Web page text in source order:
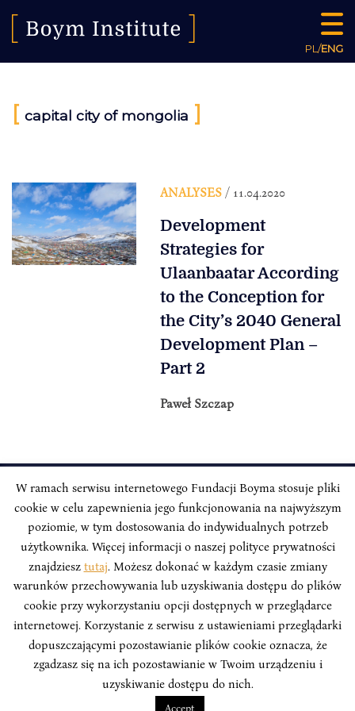
PL/ENG
[ capital city of mongolia ]
ANALYSES/ 11.04.2020
Development
Strategies for
Ulaanbaatar According
to the Conception for
the City’s 2040 General
Development Plan –
Part 2
Paweł Szczap
INSTYTUT BOYMA / Asian Century
Correspondence address: Freta 11/5, 00-227 Warsaw, Poland
Stay Connected, Visit our Social Media Pages:
Boym Institute. All right reserved.Polityka Prywatności Serwisu
Polityka Prywatności Fundacji
Beata Świerczyńska , development
W ramach serwisu internetowego Fundacji Boyma stosuje pliki
cookie w celu zapewnienia jego funkcjonowania na najwyższym
poziomie, w tym dostosowania do indywidualnych potrzeb
użytkownika. Więcej informacji o naszej polityce prywatności
znajdziesz tutaj. Możesz dokonać w każdym czasie zmiany
warunków przechowywania lub uzyskiwania dostępu do plików
cookie przy wykorzystaniu opcji dostępnych w przeglądarce
internetowej. Korzystanie z serwisu z ustawieniami przeglądarki
dopuszczającymi pozostawianie plików cookie oznacza, że
zgadzasz się na ich pozostawianie w Twoim urządzeniu i
uzyskiwanie dostępu do nich.
Accept